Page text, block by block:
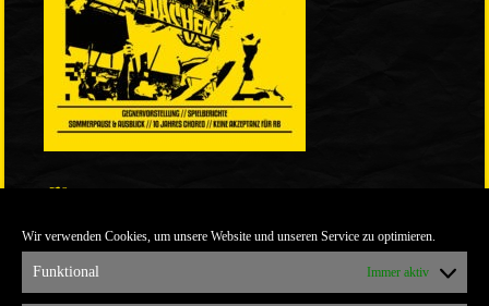
Wir verwenden Cookies, um unsere Website und unseren Service zu optimieren.
Funktional Immer aktiv
ULTRABLOG DER YELLOW CONNECTION
ALEMANNIA VERKAUFT MAN NICHT